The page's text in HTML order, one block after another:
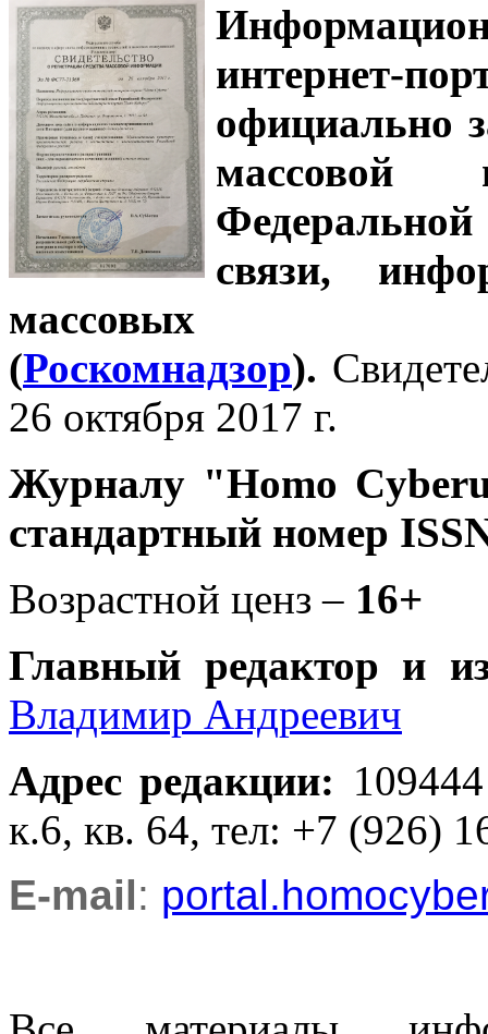
интернет-
официально
связи,
массовых
(Роскомнадзор).
26 октября 2017 г.
Журналу "Homo
стандартный номер
Возрастной ценз – 16+
Главный редактор и
Владимир Андреевич
Адрес редакции:
к.6, кв. 64, тел: +7 (926)
E-mail: